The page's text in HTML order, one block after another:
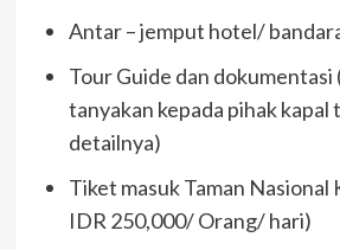
Antar – jemput hotel/
Tour Guide dan dokumentasi
tanyakan kepada pihak kapal
detailnya)
Tiket masuk Taman Nasional
IDR 250,000/ Orang/ hari)